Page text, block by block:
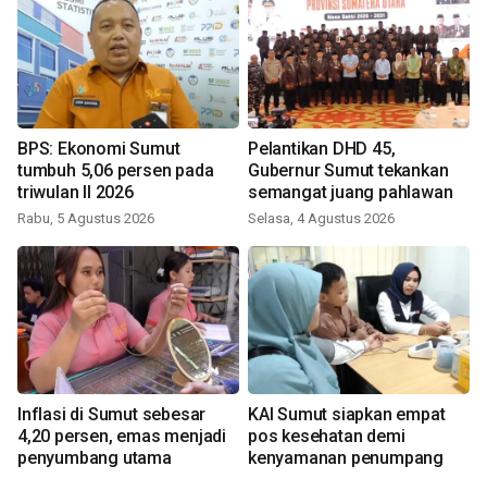
BPS: Ekonomi Sumut
tumbuh 5,06 persen pada
triwulan II 2026
Rabu, 5 Agustus 2026
Pelantikan DHD 45,
Gubernur Sumut tekankan
semangat juang pahlawan
Selasa, 4 Agustus 2026
Inflasi di Sumut sebesar
4,20 persen, emas menjadi
penyumbang utama
KAI Sumut siapkan empat
pos kesehatan demi
kenyamanan penumpang